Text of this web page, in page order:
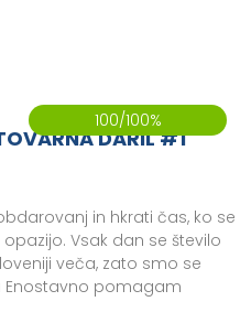
100/100%
DARIL #1
in hkrati čas, ko se
Vsak dan se število
veča, zato smo se
pomagam